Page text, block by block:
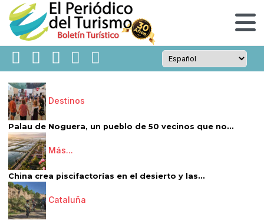
Destinos
Palau de Noguera, un pueblo de 50 vecinos que no...
Más...
China crea piscifactorías en el desierto y las...
Cataluña